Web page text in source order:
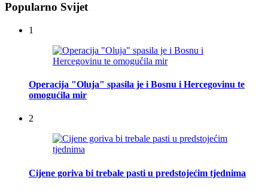
Popularno Svijet
1
Operacija "Oluja" spasila je i Bosnu i Hercegovinu te
omogućila mir
2
Cijene goriva bi trebale pasti u predstojećim tjednima